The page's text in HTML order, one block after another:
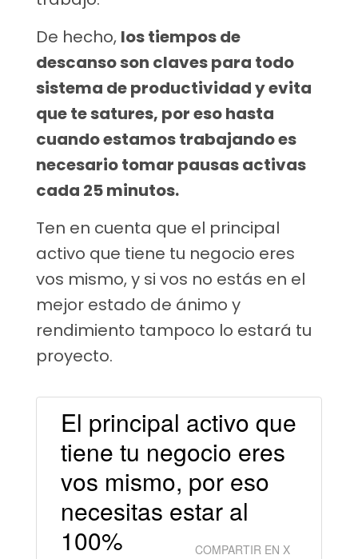
De hecho, los tiempos de
descanso son claves para todo
sistema de productividad y evita
que te satures, por eso hasta
cuando estamos trabajando es
necesario tomar pausas activas
cada 25 minutos.
Ten en cuenta que el principal
activo que tiene tu negocio eres
vos mismo, y si vos no estás en el
mejor estado de ánimo y
rendimiento tampoco lo estará tu
proyecto.
El principal activo que
tiene tu negocio eres
vos mismo, por eso
necesitas estar al
100%
COMPARTIR EN X